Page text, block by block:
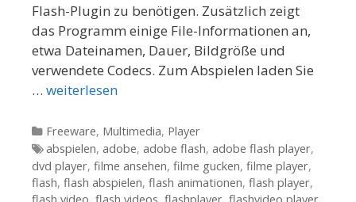
Flash-Plugin zu benötigen. Zusätzlich zeigt
das Programm einige File-Informationen an,
etwa Dateinamen, Dauer, Bildgröße und
verwendete Codecs. Zum Abspielen laden Sie
… weiterlesen
Kategorien
Freeware, Multimedia, Player
Tags
abspielen, adobe, adobe flash, adobe flash player,
dvd player, filme ansehen, filme gucken, filme player,
flash, flash abspielen, flash animationen, flash player,